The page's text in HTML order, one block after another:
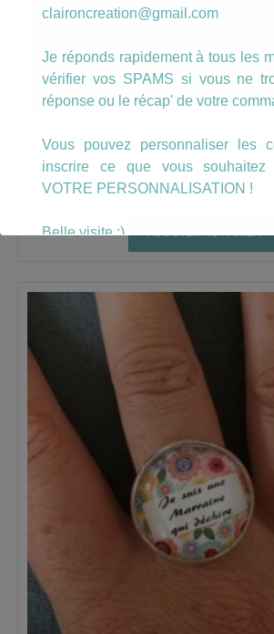
Porte Clé On t’aime
11.00 €
AJOUTER AU PANIER
claironcreation@gmail.com
Je réponds rapidement à tous les
vérifier vos SPAMS si vous ne
réponse ou le récap' de votre
Vous pouvez personnaliser les
inscrire ce que vous souhaitez
VOTRE PERSONNALISATION !
Belle visite :)